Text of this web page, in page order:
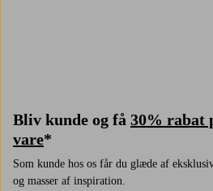
Bliv kunde og få 30% rabat
vare*
Som kunde hos os får du glæde af
og masser af inspiration.